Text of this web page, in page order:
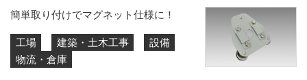
簡単取り付けでマグネット仕様に！
工場 建築・土木工事
設備
物流・倉庫